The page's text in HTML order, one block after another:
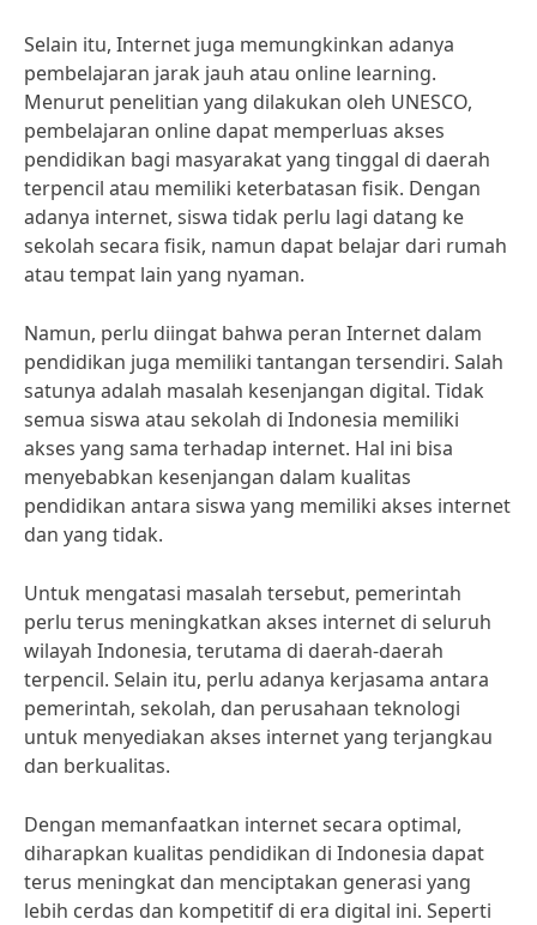
Selain itu, Internet juga memungkinkan adanya
pembelajaran jarak jauh atau online learning.
Menurut penelitian yang dilakukan oleh UNESCO,
pembelajaran online dapat memperluas akses
pendidikan bagi masyarakat yang tinggal di daerah
terpencil atau memiliki keterbatasan fisik. Dengan
adanya internet, siswa tidak perlu lagi datang ke
sekolah secara fisik, namun dapat belajar dari rumah
atau tempat lain yang nyaman.
Namun, perlu diingat bahwa peran Internet dalam
pendidikan juga memiliki tantangan tersendiri. Salah
satunya adalah masalah kesenjangan digital. Tidak
semua siswa atau sekolah di Indonesia memiliki
akses yang sama terhadap internet. Hal ini bisa
menyebabkan kesenjangan dalam kualitas
pendidikan antara siswa yang memiliki akses internet
dan yang tidak.
Untuk mengatasi masalah tersebut, pemerintah
perlu terus meningkatkan akses internet di seluruh
wilayah Indonesia, terutama di daerah-daerah
terpencil. Selain itu, perlu adanya kerjasama antara
pemerintah, sekolah, dan perusahaan teknologi
untuk menyediakan akses internet yang terjangkau
dan berkualitas.
Dengan memanfaatkan internet secara optimal,
diharapkan kualitas pendidikan di Indonesia dapat
terus meningkat dan menciptakan generasi yang
lebih cerdas dan kompetitif di era digital ini. Seperti